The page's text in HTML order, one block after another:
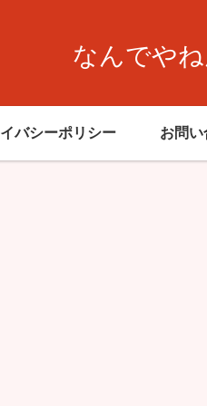
なんでや
バシーポリシー お問